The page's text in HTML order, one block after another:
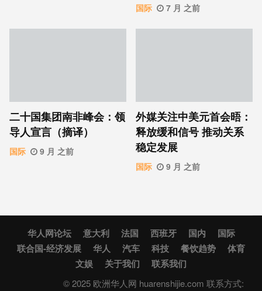
国际 7 月 之前
二十国集团南非峰会：领
导人宣言（摘译）
国际 9 月 之前
外媒关注中美元首会晤：
释放缓和信号 推动关系
稳定发展
国际 9 月 之前
华人网论坛 意大利 法国 西班牙 国内
国际
联合国-经济发展
华人 汽车 科技 餐饮趋势
体育
文娱
关于我们 联系我们
© 2025 欧洲华人网 huarenshijie.com 联系方式: